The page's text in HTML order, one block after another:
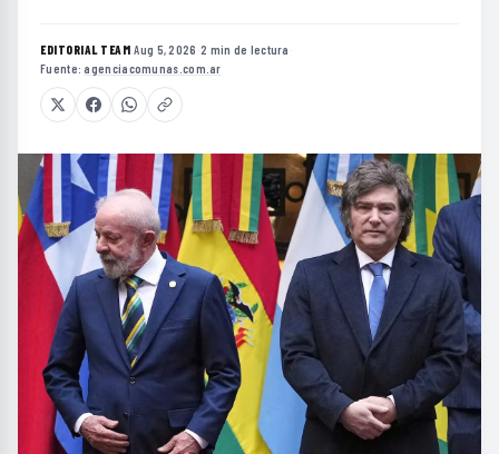
EDITORIAL TEAM·Aug 5, 2026 ·2 min de lectura ·
Fuente:agenciacomunas.com.ar